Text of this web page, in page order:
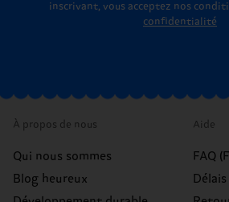
inscrivant, vous acceptez nos
confidentialité
À propos de nous
Qui nous sommes
Blog heureux
Aide
FAQ